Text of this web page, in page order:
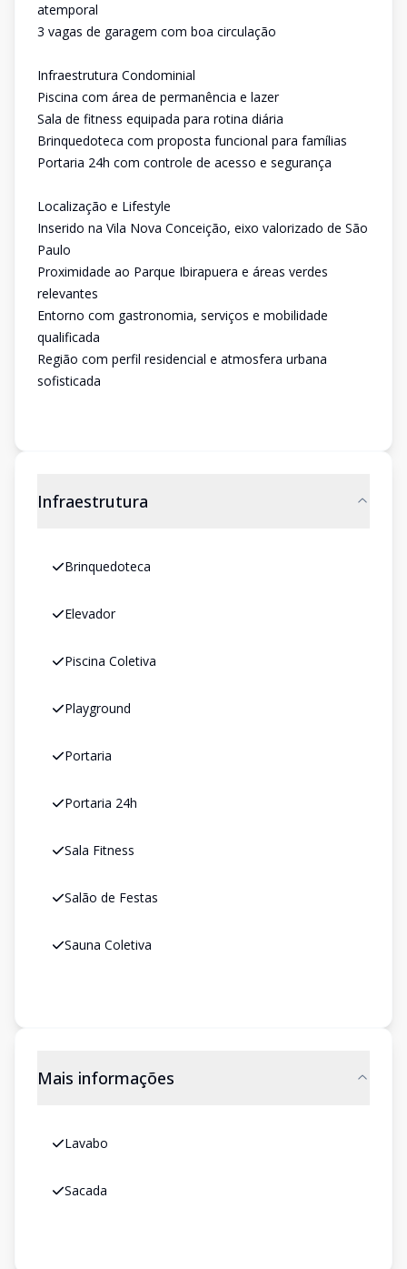
atemporal
3 vagas de garagem com boa circulação
Infraestrutura Condominial
Piscina com área de permanência e lazer
Sala de fitness equipada para rotina diária
Brinquedoteca com proposta funcional para famílias
Portaria 24h com controle de acesso e segurança
Localização e Lifestyle
Inserido na Vila Nova Conceição, eixo valorizado de São
Paulo
Proximidade ao Parque Ibirapuera e áreas verdes
relevantes
Entorno com gastronomia, serviços e mobilidade
qualificada
Região com perfil residencial e atmosfera urbana
sofisticada
Infraestrutura
Brinquedoteca
Elevador
Piscina Coletiva
Playground
Portaria
Portaria 24h
Sala Fitness
Salão de Festas
Sauna Coletiva
Mais informações
Lavabo
Sacada